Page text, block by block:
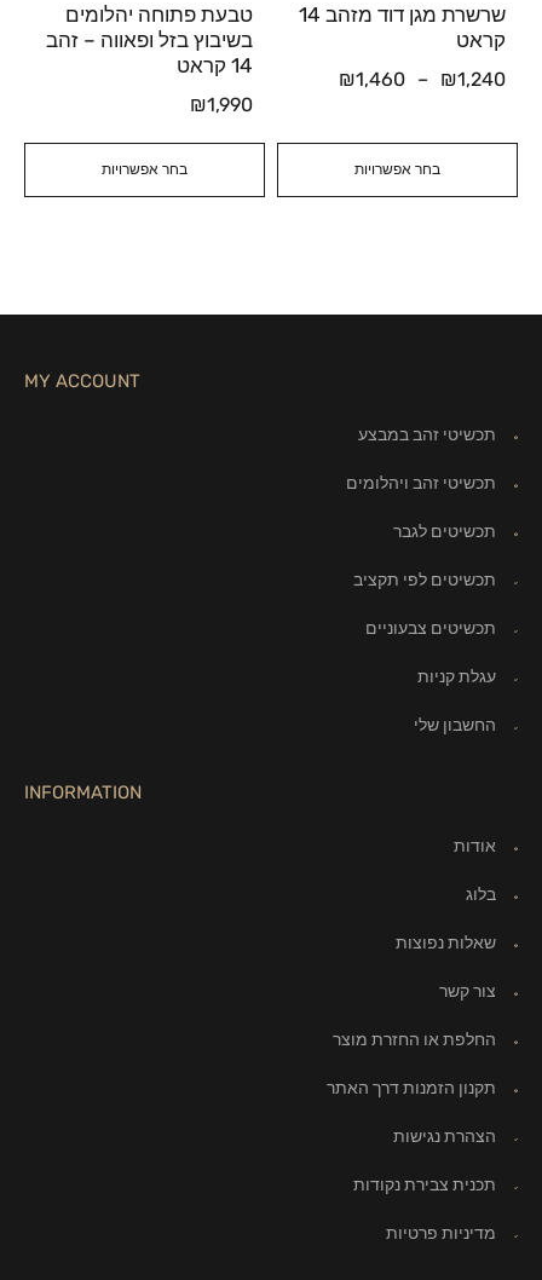
בחר אפשרויות
שרשרת מגן דוד מזהב 14
קראט
₪1,240
–
₪1,460
בחר אפשרויות
טבעת פתוחה יהלומים
בשיבוץ בזל ופאווה – זהב
14 קראט
₪1,990
MY ACCOUNT
תכשיטי זהב במבצע
תכשיטי זהב ויהלומים
תכשיטים לגבר
תכשיטים לפי תקציב
תכשיטים צבעוניים
עגלת קניות
החשבון שלי
INFORMATION
אודות
בלוג
שאלות נפוצות
צור קשר
החלפת או החזרת מוצר
תקנון הזמנות דרך האתר
הצהרת נגישות
תכנית צבירת נקודות
מדיניות פרטיות